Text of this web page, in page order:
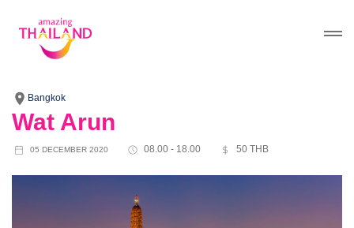
Bangkok
Wat Arun
05 DECEMBER 2020 08.00 - 18.00 50 THB